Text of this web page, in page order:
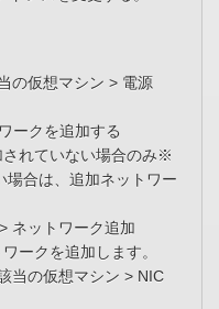
の仮想マシン > 電源
ークを追加する
れていない場合のみ※
場合は、追加ネットワー
ネットワーク追加
ークを追加します。
当の仮想マシン > NIC